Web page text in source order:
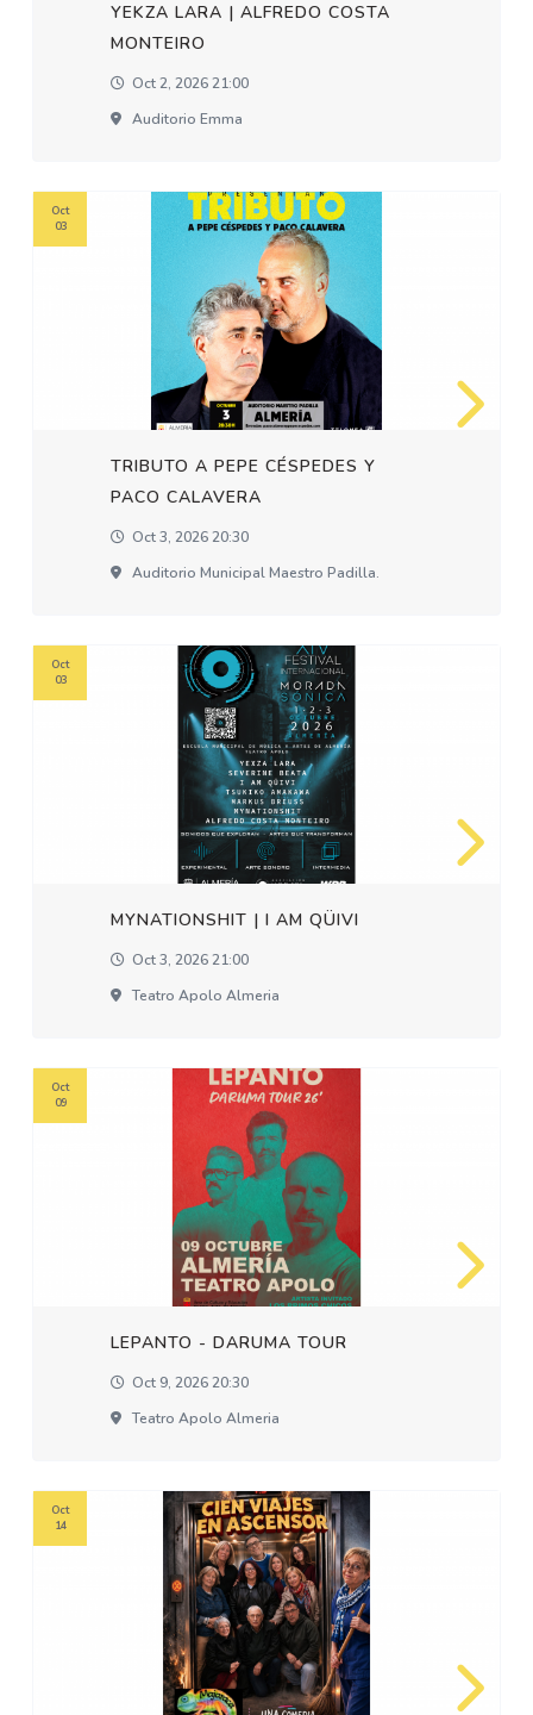
YEKZA LARA | ALFREDO COSTA
MONTEIRO
Oct 2, 2026 21:00
Auditorio Emma
TRIBUTO A PEPE CÉSPEDES Y
PACO CALAVERA
Oct 3, 2026 20:30
Auditorio Municipal Maestro Padilla.
Oct
03
MYNATIONSHIT | I AM QÜIVI
Oct 3, 2026 21:00
Teatro Apolo Almeria
Oct
03
LEPANTO - DARUMA TOUR
Oct 9, 2026 20:30
Teatro Apolo Almeria
Oct
09
Oct
14